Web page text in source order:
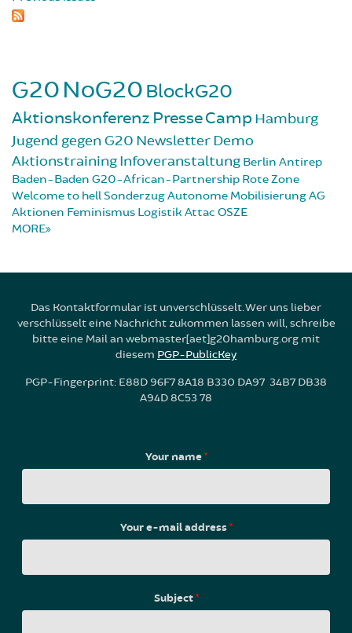
G20NoG20 BlockG20
Aktionskonferenz PresseCampHamburg
Jugend gegen G20 NewsletterDemo
AktionstrainingInfoveranstaltung Berlin Antirep
Baden-Baden G20-African-Partnership Rote Zone
Welcome to hellSonderzugAutonome MobilisierungAG
Aktionen Feminismus Logistik Attac OSZE
MORE
Das Kontaktformular ist unverschlüsselt. Wer uns lieber
verschlüsselt eine Nachricht zukommen lassen will, schreibe
bitte eine Mail an webmaster[aet]g20hamburg.org mit
diesem PGP-PublicKey
PGP-Fingerprint: E88D 96F7 8A18 B330 DA97 34B7 DB38
A94D 8C53 78
Your name*
Your e-mail address*
Subject*